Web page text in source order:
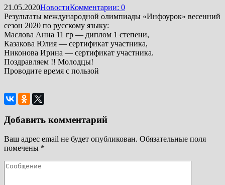
21.05.2020НовостиКомментарии: 0
Результаты международной олимпиады «Инфоурок» весенний
сезон 2020 по русскому языку:
Маслова Анна 11 гр — диплом 1 степени,
Казакова Юлия — сертификат участника,
Никонова Ирина — сертификат участника.
Поздравляем !! Молодцы!
Проводите время с пользой
Добавить комментарий
Ваш адрес email не будет опубликован. Обязательные поля
помечены *